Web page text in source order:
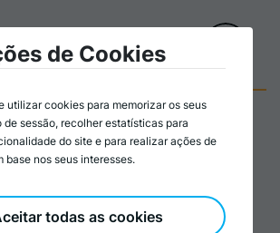
Código dos
de Cookies
utilizar cookies para memorizar os seus
de sessão, recolher estatísticas para
do site e para realizar ações de
base nos seus interesses.
todas as cookies